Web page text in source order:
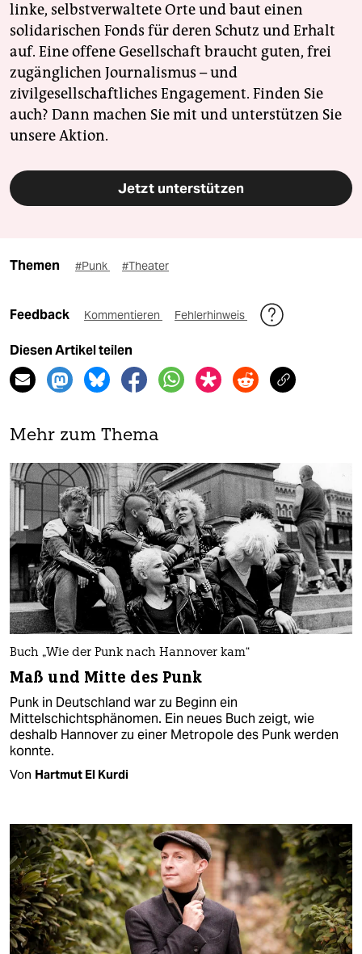
linke, selbstverwaltete Orte und baut einen
solidarischen Fonds für deren Schutz und Erhalt
auf. Eine offene Gesellschaft braucht guten, frei
zugänglichen Journalismus – und
zivilgesellschaftliches Engagement. Finden Sie
auch? Dann machen Sie mit und unterstützen Sie
unsere Aktion.
Jetzt unterstützen
Themen #Punk #Theater
Feedback Kommentieren Fehlerhinweis
Diesen Artikel teilen
Mehr zum Thema
Buch „Wie der Punk nach Hannover kam“
Maß und Mitte des Punk
Punk in Deutschland war zu Beginn ein
Mittelschichtsphänomen. Ein neues Buch zeigt, wie
deshalb Hannover zu einer Metropole des Punk werden
konnte.
Von Hartmut El Kurdi